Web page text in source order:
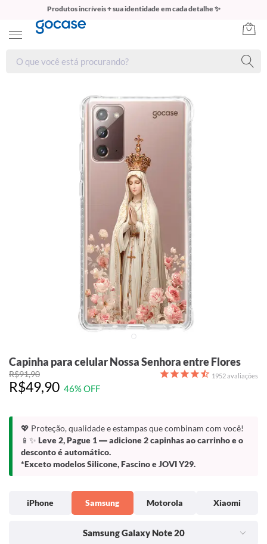
Produtos incríveis + sua identidade em cada detalhe ✨
Capinha para celular Nossa Senhora entre Flores
R$91,90
R$49,90 46% OFF
1952avaliações
💖 Proteção, qualidade e estampas que combinam com você!
📱✨ Leve 2, Pague 1— adicione 2 capinhas ao carrinho e o
desconto é automático.
*Exceto modelos Silicone, Fascino e JOVI Y29.
iPhone Samsung Motorola Xiaomi
Samsung Galaxy Note 20